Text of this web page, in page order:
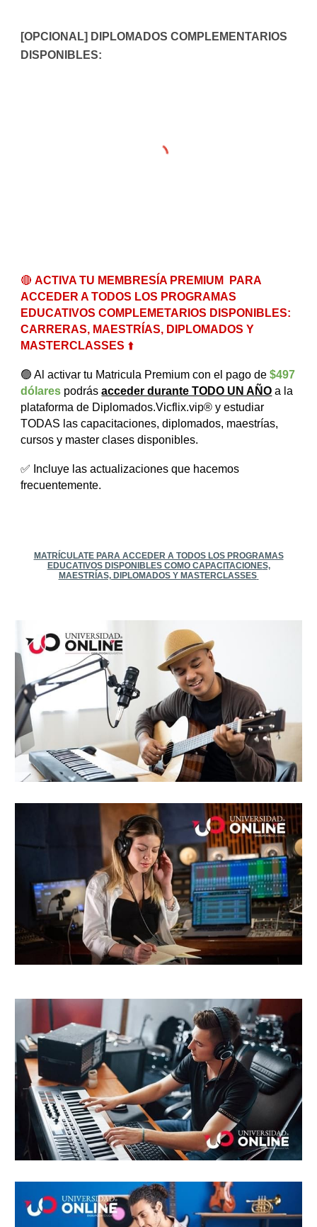
[OPCIONAL] DIPLOMADOS COMPLEMENTARIOS
DISPONIBLES:
🔴ACTIVA TU MEMBRESÍA PREMIUM
PARA
ACCEDER A TODOS LOS PROGRAMAS
EDUCATIVOS COMPLEMETARIOS DISPONIBLES:
CARRERAS, MAESTRÍAS, DIPLOMADOS Y
MASTERCLASSES ⬆️
🟢 Al activar tu Matricula Premium con el pago de $497
dólares podrásacceder durante TODO UN AÑO a la
plataforma de Diplomados.Vicflix.vip® y estudiar
TODAS las capacitaciones, diplomados, maestrías,
cursos y master clases disponibles.
✅ Incluye las actualizaciones que hacemos
frecuentemente.
MATRÍCULATE PARA ACCEDER A TODOS LOS PROGRAMAS
EDUCATIVOS DISPONIBLES COMO CAPACITACIONES,
MAESTRÍAS, DIPLOMADOS Y MASTERCLASSES